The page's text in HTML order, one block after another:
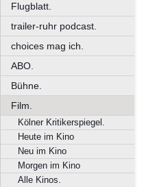
Flugblatt.
trailer-ruhr podcast.
choices mag ich.
ABO.
Bühne.
Film.
Kölner Kritikerspiegel.
Heute im Kino
Neu im Kino
Morgen im Kino
Alle Kinos.